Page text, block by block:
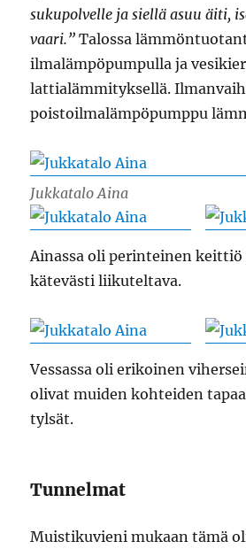
sukupolvelle ja siellä asuu äiti,
vaari.” Talossa
ilmalämpöpumpulla ja
lattialämmityksellä.
poistoilmalämpöpumppu
Jukkatalo Aina
Ainassa oli perinteinen keittiö
kätevästi liikuteltava.
Vessassa oli erikoinen
olivat muiden kohteiden
tylsät.
Tunnelmat
Muistikuvieni mukaan tämä